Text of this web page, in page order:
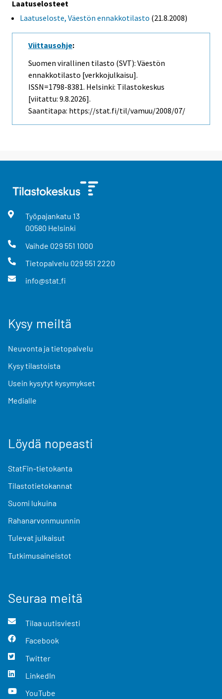
Laatuselosteet
Laatuseloste, Väestön ennakkotilasto (21.8.2008)
Viittausohje:
Suomen virallinen tilasto (SVT): Väestön
ennakkotilasto [verkkojulkaisu].
ISSN=1798-8381. Helsinki: Tilastokeskus
[viitattu: 9.8.2026].
Saantitapa: https://stat.fi/til/vamuu/2008/07/
Työpajankatu 13
00580 Helsinki
Vaihde 029 551 1000
Tietopalvelu 029 551 2220
info@stat.fi
Kysy meiltä
Neuvonta ja tietopalvelu
Kysy tilastoista
Usein kysytyt kysymykset
Medialle
Löydä nopeasti
StatFin-tietokanta
Tilastotietokannat
Suomi lukuina
Rahanarvonmuunnin
Tulevat julkaisut
Tutkimusaineistot
Seuraa meitä
Tilaa uutisviesti
Facebook
Twitter
LinkedIn
YouTube